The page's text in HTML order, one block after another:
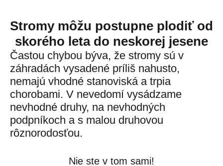
Stromy môžu postupne plodiť od
skorého leta do neskorej jesene
Častou chybou býva, že stromy sú v
záhradách vysadené príliš nahusto,
nemajú vhodné stanoviská a trpia
chorobami. V nevedomí vysádzame
nevhodné druhy, na nevhodných
podpníkoch a s malou druhovou
rôznorodosťou.
Nie ste v tom sami!